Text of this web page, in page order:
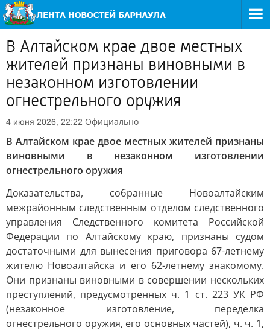
В Алтайском крае двое местных
жителей признаны виновными в
незаконном изготовлении
огнестрельного оружия
4 июня 2026, 22:22 Официально
В Алтайском крае двое местных жителей признаны
виновными в незаконном изготовлении
огнестрельного оружия
Доказательства, собранные Новоалтайским
межрайонным следственным отделом следственного
управления Следственного комитета Российской
Федерации по Алтайскому краю, признаны судом
достаточными для вынесения приговора 67-летнему
жителю Новоалтайска и его 62-летнему знакомому.
Они признаны виновными в совершении нескольких
преступлений, предусмотренных ч. 1 ст. 223 УК РФ
(незаконное изготовление, переделка
огнестрельного оружия, его основных частей), ч. ч. 1,